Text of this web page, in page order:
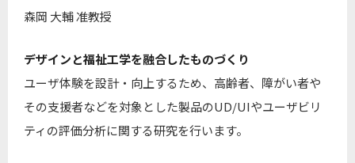
森岡 大輔 准教授
デザインと福祉工学を融合したものづくり
ユーザ体験を設計・向上するため、高齢者、障がい者や
その支援者などを対象とした製品のUD/UIやユーザビリ
ティの評価分析に関する研究を行います。